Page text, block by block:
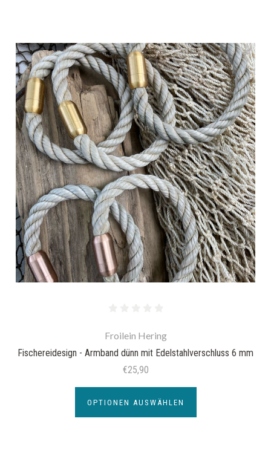
Froilein Hering
Fischereidesign - Armband dünn mit Edelstahlverschluss 6 mm
€25,90
OPTIONEN AUSWÄHLEN